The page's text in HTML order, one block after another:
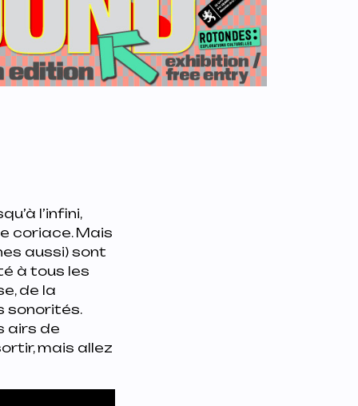
l’infini,
coriace. Mais
aussi) sont
à tous les
de la
sonorités.
airs de
mais allez